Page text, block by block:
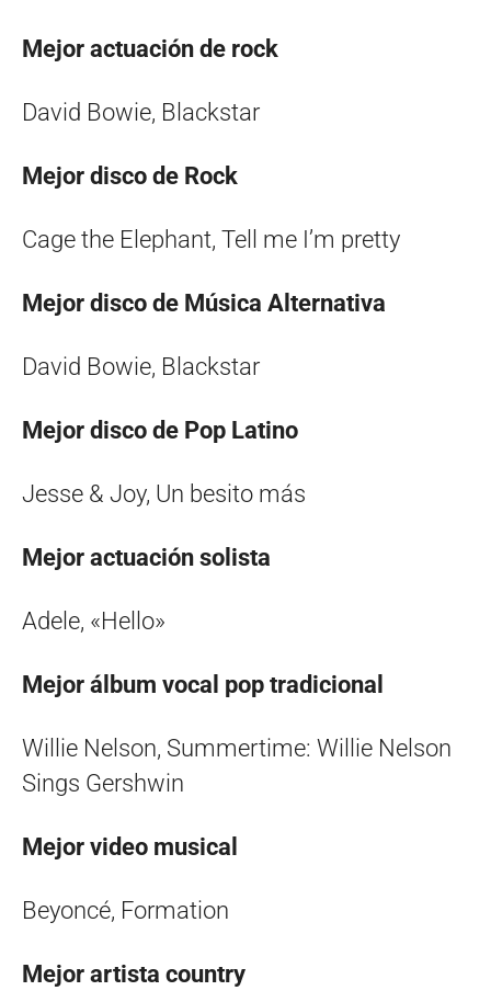
Mejor actuación de rock
David Bowie, Blackstar
Mejor disco de Rock
Cage the Elephant, Tell me I’m pretty
Mejor disco de Música Alternativa
David Bowie, Blackstar
Mejor disco de Pop Latino
Jesse & Joy, Un besito más
Mejor actuación solista
Adele, «Hello»
Mejor álbum vocal pop tradicional
Willie Nelson, Summertime: Willie Nelson
Sings Gershwin
Mejor video musical
Beyoncé, Formation
Mejor artista country